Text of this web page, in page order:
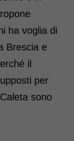
ha voglia di
Brescia e
il
per
sono